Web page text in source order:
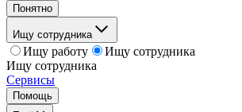
Понятно
Ищу сотрудника
Ищу работу
Ищу сотрудника
Ищу сотрудника
Сервисы
Помощь